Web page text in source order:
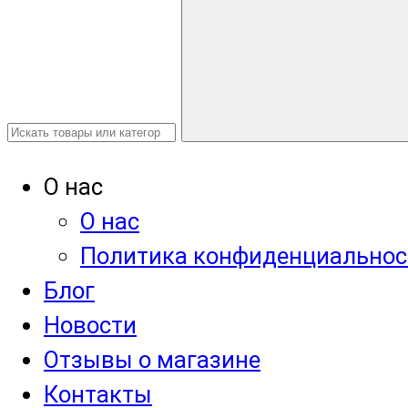
О нас
О нас
Политика
Блог
Новости
Отзывы о магазине
Контакты